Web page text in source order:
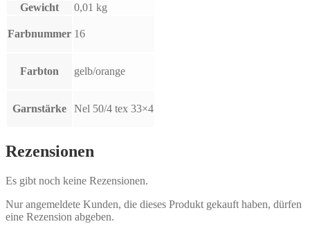
Gewicht 0,01 kg
Farbnummer 16
Farbton gelb/orange
Garnstärke Nel 50/4 tex 33×4
Rezensionen
Es gibt noch keine Rezensionen.
Nur angemeldete Kunden, die dieses Produkt gekauft haben, dürfen
eine Rezension abgeben.